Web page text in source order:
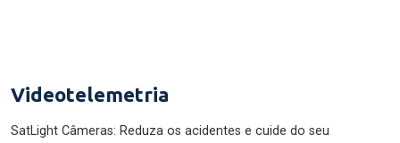
Videotelemetria
SatLight Câmeras: Reduza os acidentes e cuide do seu